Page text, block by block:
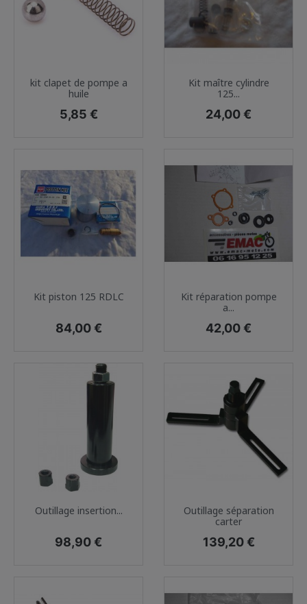
kit clapet de pompe a
huile
Prix
5,85 €
Kit maître cylindre
125...
Prix
24,00 €
Kit piston 125 RDLC
Prix
84,00 €
Kit réparation pompe
a...
Prix
42,00 €
Outillage insertion...
Prix
98,90 €
Outillage séparation
carter
Prix
139,20 €